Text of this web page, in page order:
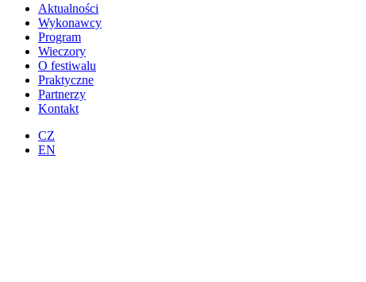
Aktualności
Wykonawcy
Program
Wieczory
O festiwalu
Praktyczne
Partnerzy
Kontakt
CZ
EN